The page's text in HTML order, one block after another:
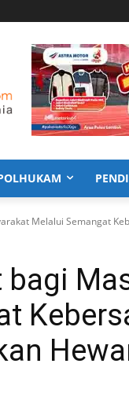
Melalui Semangat